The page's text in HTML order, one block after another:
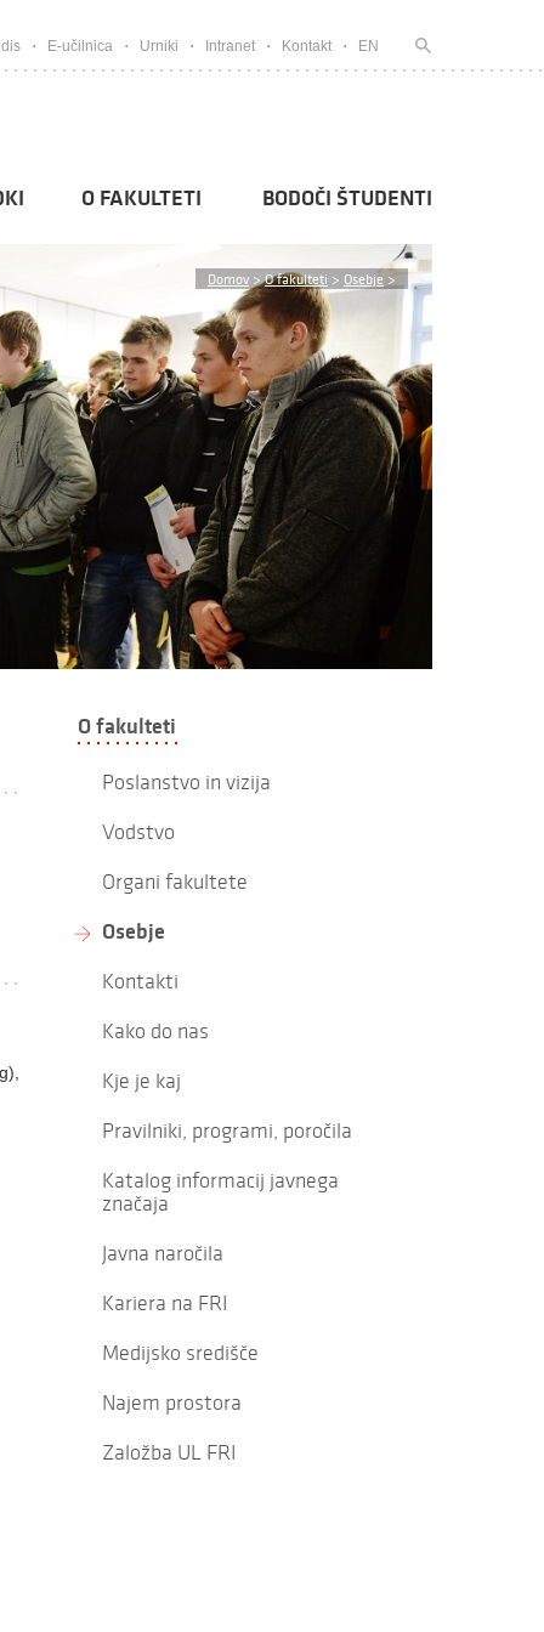
E-učilnica Urniki Intranet Kontakt EN
O FAKULTETI BODOČI ŠTUDENTI
Domov > O fakulteti > Osebje >
O fakulteti
Poslanstvo in vizija
Vodstvo
Organi fakultete
Osebje
Kontakti
Kako do nas
Kje je kaj
Pravilniki, programi, poročila
Katalog informacij javnega
značaja
Javna naročila
Kariera na FRI
Medijsko središče
Najem prostora
Založba UL FRI